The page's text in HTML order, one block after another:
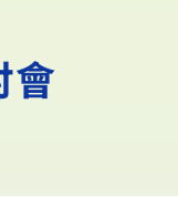
會